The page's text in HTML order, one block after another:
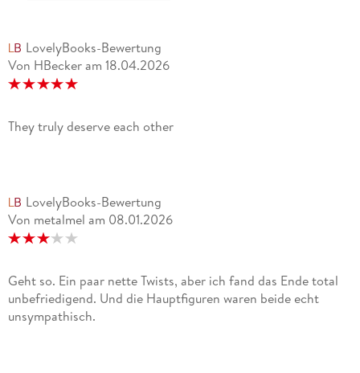
LovelyBooks-Bewertung
Von HBecker am 18.04.2026
They truly deserve each other
LovelyBooks-Bewertung
Von metalmel am 08.01.2026
Geht so. Ein paar nette Twists, aber ich fand das Ende total
unbefriedigend. Und die Hauptfiguren waren beide echt
unsympathisch.